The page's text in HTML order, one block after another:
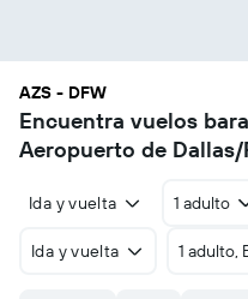
AZS - DFW
Encuentra vuelos
Aeropuerto de
Ida y vuelta 1 adulto
Ida y vuelta 1 adulto,